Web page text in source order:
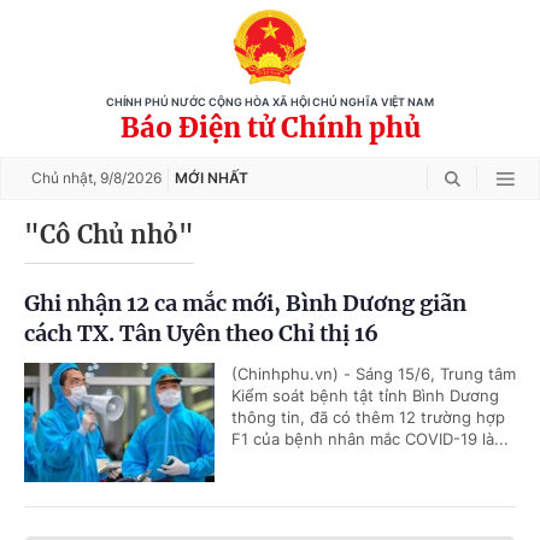
CHÍNH PHỦ NƯỚC CỘNG HÒA XÃ HỘI CHỦ NGHĨA VIỆT NAM
Báo Điện tử Chính phủ
Chủ nhật, 9/8/2026 MỚI NHẤT
"Cô Chủ nhỏ"
Ghi nhận 12 ca mắc mới, Bình Dương giãn
cách TX. Tân Uyên theo Chỉ thị 16
(Chinhphu.vn) - Sáng 15/6, Trung tâm
Kiểm soát bệnh tật tỉnh Bình Dương
thông tin, đã có thêm 12 trường hợp
F1 của bệnh nhân mắc COVID-19 là...